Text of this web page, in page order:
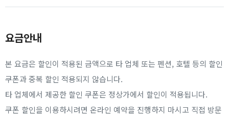
요금안내
본 요금은 할인이 적용된 금액으로 타 업체 또는 펜션, 호텔 등의 할인
쿠폰과 중복 할인 적용되지 않습니다.
타 업체에서 제공한 할인 쿠폰은 정상가에서 할인이 적용됩니다.
쿠폰 할인을 이용하시려면 온라인 예약을 진행하지 마시고 직접 방문